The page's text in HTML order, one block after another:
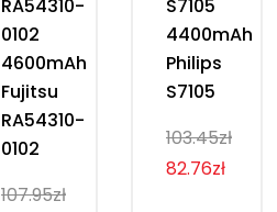
RA54310-
0102
4600mAh
Fujitsu
RA54310-
0102
107.95zł
S7105
4400mAh
Philips
S7105
103.45zł
82.76zł